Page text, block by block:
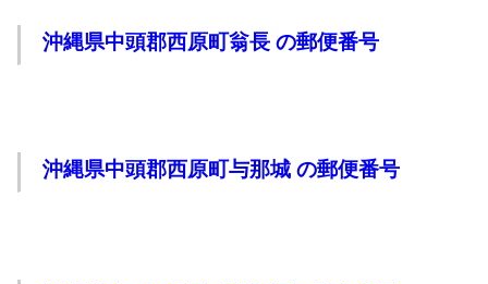
沖縄県中頭郡西原町翁長 の郵便番号
沖縄県中頭郡西原町与那城 の郵便番号